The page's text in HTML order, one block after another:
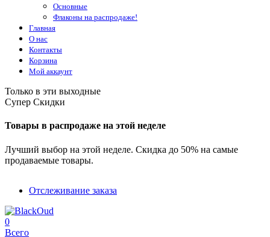
Основные
Флаконы на распродаже!
Главная
О нас
Контакты
Корзина
Мой аккаунт
Только в эти выходные
Супер Скидки
Товары в распродаже на этой неделе
Лучший выбор на этой неделе. Скидка до 50% на самые
продаваемые товары.
Отслеживание заказа
0
Всего